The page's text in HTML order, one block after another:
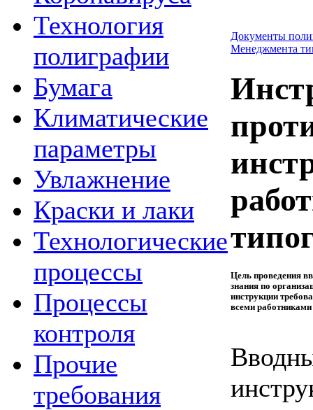
Технология
полиграфии
Бумага
Климатические
параметры
Увлажнение
Краски и лаки
Технологические
процессы
Процессы
контроля
Прочие
требования
Документы
Менеджмента
Цель проведения
знания по
инструкции
всеми